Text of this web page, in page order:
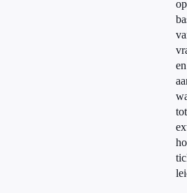
op
en
tot